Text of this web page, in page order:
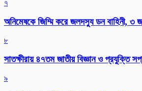
৭
অনিমেষকে জিম্মি করে জলদস্যু ডন বাহিনী,
৮
সাতক্ষীরায় ৪৭তম জাতীয় বিজ্ঞান ও প্রযুক্তি
৯